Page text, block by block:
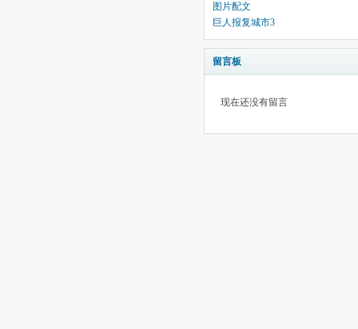
图片配文
巨人报复城市3
留言板
现在还没有留言